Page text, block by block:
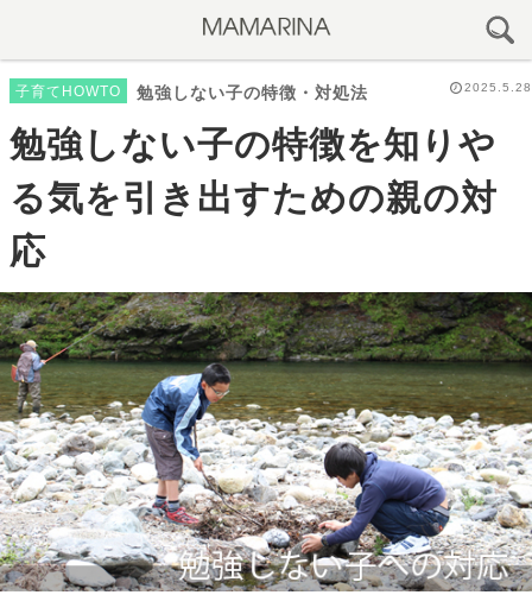
子育てHOWTO 勉強しない子の特徴・対処法 2025.5.28
勉強しない子の特徴を知りや
る気を引き出すための親の対
応